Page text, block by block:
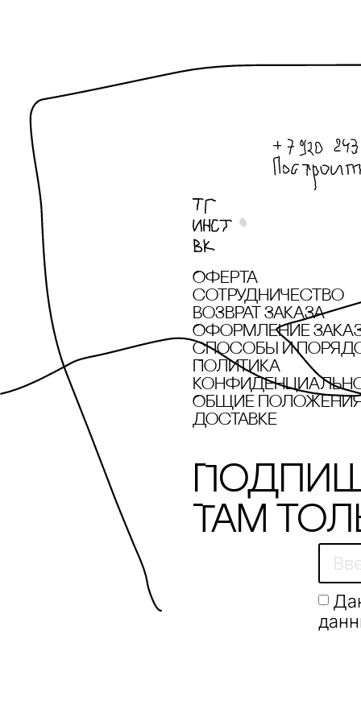
Sample х Алексей
SOLOMOON
SP CANDLE
SWOg
Taschen
Оферта
сотрудничество
Возврат заказа
Оформление
cпособы и
Политика
Общие положения
доставке
Там